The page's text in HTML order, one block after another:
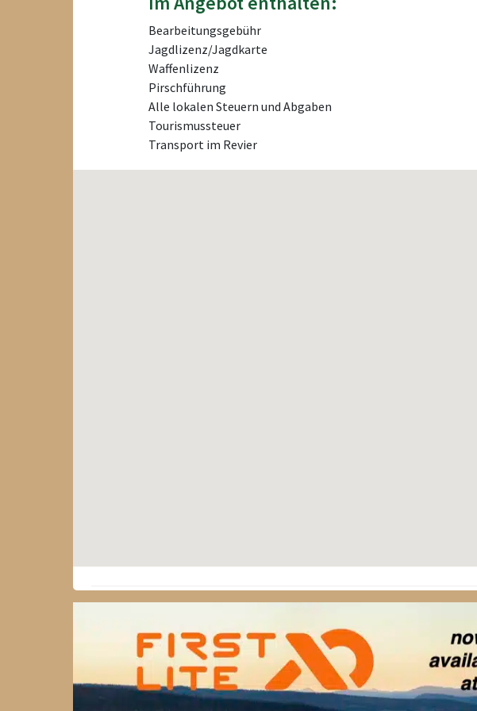
Bearbeitungsgebühr
Jagdlizenz/Jagdkarte
Waffenlizenz
Pirschführung
Alle lokalen Steuern und Abgaben
Tourismussteuer
Transport im Revier